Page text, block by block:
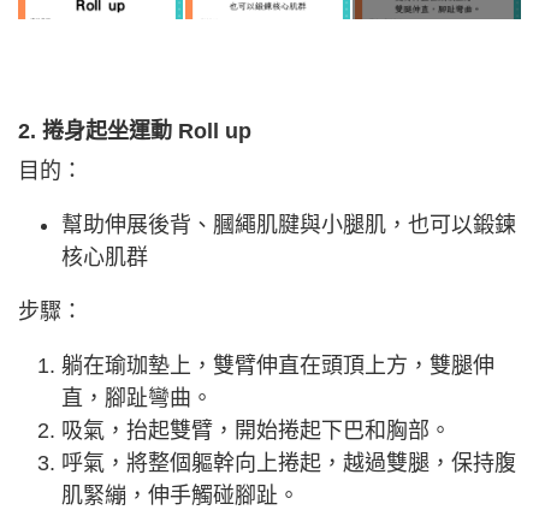
2. 捲身起坐運動 Roll up
目的：
幫助伸展後背、膕繩肌腱與小腿肌，也可以鍛鍊
核心肌群
步驟：
躺在瑜珈墊上，雙臂伸直在頭頂上方，雙腿伸
直，腳趾彎曲。
吸氣，抬起雙臂，開始捲起下巴和胸部。
呼氣，將整個軀幹向上捲起，越過雙腿，保持腹
肌緊繃，伸手觸碰腳趾。